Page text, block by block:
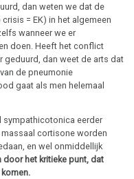
dan weten we dat de
= EK) in het algemeen
wanneer we er
doen. Heeft het conflict
geduurd, dan weet de arts dat
de pneumonie
gaat als men helemaal
sympathicotonica eerder
cortisone worden
en wel onmiddellijk
door het kritieke punt, dat